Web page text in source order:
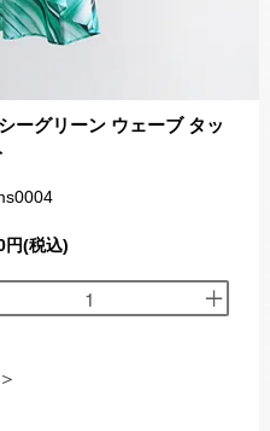
ーグリーン ウェーブ タッ
円(税込)